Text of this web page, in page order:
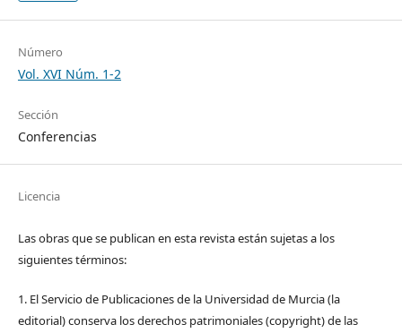
Número
Vol. XVI Núm. 1-2
Sección
Conferencias
Licencia
Las obras que se publican en esta revista están sujetas a los
siguientes términos:
1. El Servicio de Publicaciones de la Universidad de Murcia (la
editorial) conserva los derechos patrimoniales (copyright) de las